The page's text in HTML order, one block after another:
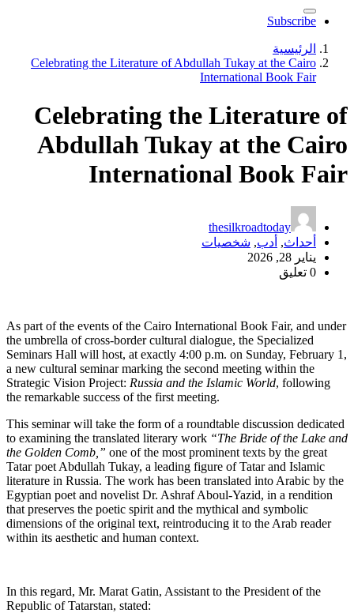
Subscribe
الرئيسية
Celebrating the Literature of Abdullah Tukay at the Cairo
International Book Fair
Celebrating the Literature of
Abdullah Tukay at the Cairo
International Book Fair
thesilkroadtoday
أحداث, أدب, شخصيات
يناير 28, 2026
0 تعليق
As part of the events of the Cairo International Book Fair, and under
the umbrella of cross-border cultural dialogue, the Specialized
Seminars Hall will host, at exactly 4:00 p.m. on Sunday, February 1,
a new cultural seminar marking the second meeting within the
Strategic Vision Project: Russia and the Islamic World, following
the remarkable success of the first meeting.
This seminar will take the form of a roundtable discussion dedicated
to examining the translated literary work “The Bride of the Lake and
the Golden Comb,” one of the most prominent texts by the great
Tatar poet Abdullah Tukay, a leading figure of Tatar and Islamic
literature in Russia. The work has been translated into Arabic by the
Egyptian poet and novelist Dr. Ashraf Aboul-Yazid, in a rendition
that preserves the poetic spirit and the mythical and symbolic
dimensions of the original text, reintroducing it to the Arab reader
within its aesthetic and human context.
In this regard, Mr. Marat Gatin, Assistant to the President of the
Republic of Tatarstan, stated: